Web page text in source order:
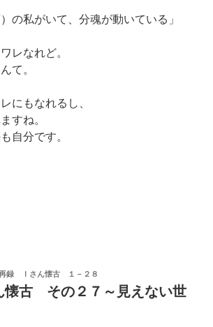
の私がいて、分魂が動いている」
レなれど。
て。
にもなれるし、
すね。
自分です。
録 Ｉさん懐古 １－２８
古 その２７～見えない世